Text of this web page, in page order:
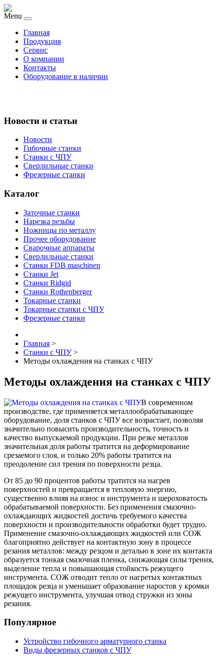
Menu
Главная
Продукция
Сервис
О компании
Контакты
Оборудование в наличии
Новости и статьи
Новости
Гибочные станки
Станки с ЧПУ
Сверлильные станки
Фрезерные станки
Каталог
Заточные станки
Нарезка резьбы
Ножницы по металлу
Прочее оборудование
Сварочные аппараты
Сверлильные станки
Станки FDB maschinen
Станки Jet
Станки Ridgid
Станки Rothenberger
Токарные станки
Токарные станки с ЧПУ
Фрезерные станки
Главная >
Станки с ЧПУ >
Методы охлаждения на станках с ЧПУ
Методы охлаждения на станках с ЧПУ
В современном
производстве, где применяется металлообрабатывающее
оборудование, доля станков с ЧПУ все возрастает, позволяя
значительно повысить производительность, точность и
качество выпускаемой продукции. При резке металлов
значительная доля работы тратится на деформирование
срезаемого слоя, и только 20% работы тратится на
преодоление сил трения по поверхности резца.
От 85 до 90 процентов работы тратится на нагрев
поверхностей и превращается в тепловую энергию,
существенно влияя на износ и инструмента и шероховатость
обрабатываемой поверхности. Без применения смазочно-
охлаждающих жидкостей достичь требуемого качества
поверхности и производительности обработки будет трудно.
Применение смазочно-охлаждающих жидкостей или СОЖ
благоприятно действует на контактную зону в процессе
резания металлов: между резцом и деталью в зоне их контакта
образуется тонкая смазочная пленка, снижающая силы трения,
выделение тепла и повышающая стойкость режущего
инструмента. СОЖ отводит тепло от нагретых контактных
площадок резца и уменьшает образование наростов у кромки
режущего инструмента, улучшая отвод стружки из зоны
резания.
Популярное
Устройство гибочного арматурного станка
Виды фрезерных станков с ЧПУ